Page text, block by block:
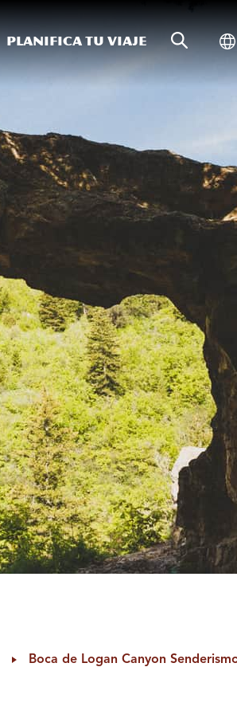
Planifica tu viaje
Boca de Logan Canyon